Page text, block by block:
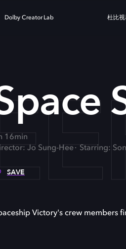
Dolby Creator Lab 杜比视
16min
Jo Sung-Hee
Starring:
SAVE
Victory's crew members